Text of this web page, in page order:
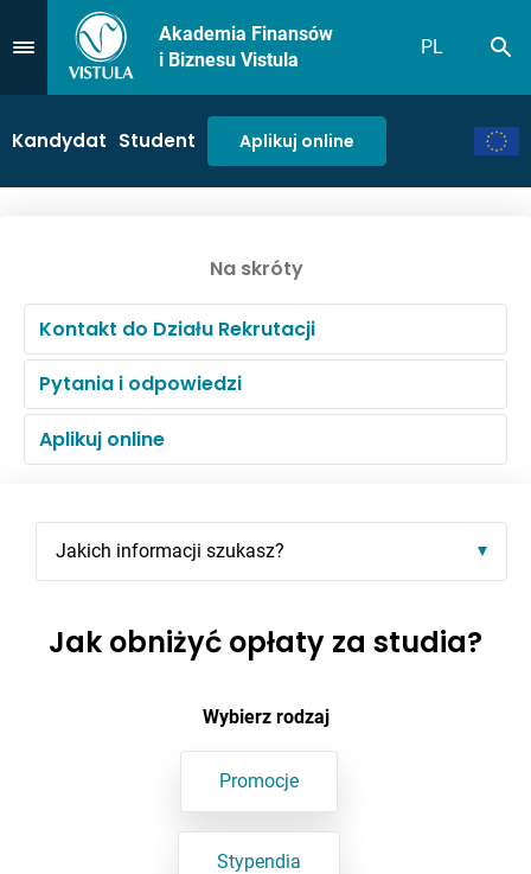
Przejdź do Menu
Akademia Finansów
i Biznesu Vistula
PL
Kandydat Student Aplikuj online
Na skróty
Kontakt do Działu Rekrutacji
Pytania i odpowiedzi
Aplikuj online
Jak obniżyć opłaty za studia?
Wybierz rodzaj
Promocje
Stypendia
Jakich informacji szukasz?